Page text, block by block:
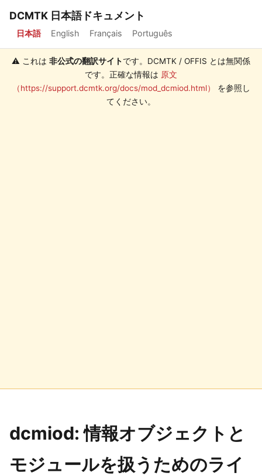
DCMTK 日本語ドキュメント
日本語 English Français Português
⚠️ これは 非公式の翻訳サイトです。DCMTK / OFFIS とは無関係
です。正確な情報は 原文
（https://support.dcmtk.org/docs/mod_dcmiod.html）
を参照し
てください。
dcmiod: 情報オブジェクトと
モジュールを扱うためのライ